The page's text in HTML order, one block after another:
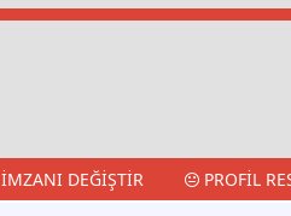
İMZANI DEĞIŞTIR PROFIL